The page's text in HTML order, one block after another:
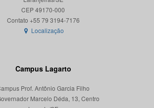
CEP 49170-000
Localização
Campus Lagarto
Prof. Antônio Garcia Filho
Marcelo Déda, 13, Centro